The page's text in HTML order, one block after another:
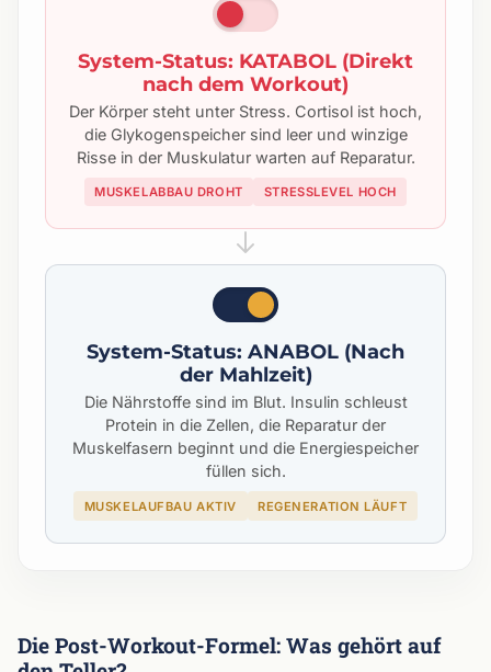
System-Status: KATABOL (Direkt
nach dem Workout)
Der Körper steht unter Stress. Cortisol ist hoch,
die Glykogenspeicher sind leer und winzige
Risse in der Muskulatur warten auf Reparatur.
MUSKELABBAU DROHT STRESSLEVEL HOCH
System-Status: ANABOL (Nach
der Mahlzeit)
Die Nährstoffe sind im Blut. Insulin schleust
Protein in die Zellen, die Reparatur der
Muskelfasern beginnt und die Energiespeicher
füllen sich.
MUSKELAUFBAU AKTIV REGENERATION LÄUFT
Die Post-Workout-Formel: Was gehört auf